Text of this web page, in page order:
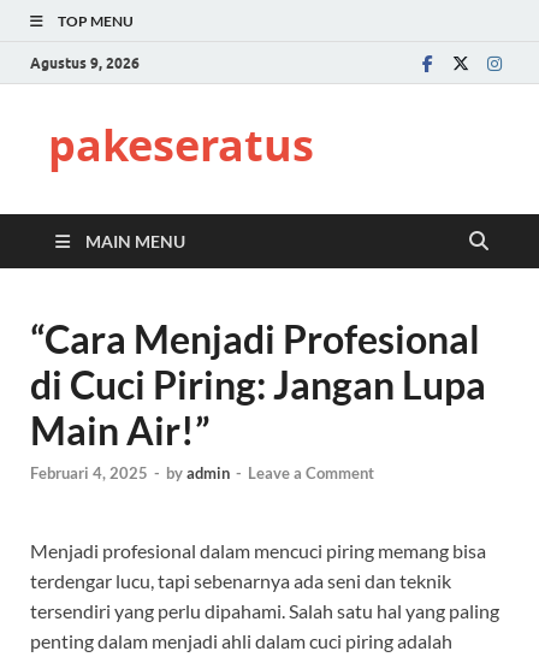
TOP MENU
Agustus 9, 2026
pakeseratus
MAIN MENU
“Cara Menjadi Profesional
di Cuci Piring: Jangan Lupa
Main Air!”
Februari 4, 2025 - byadmin - Leave a Comment
Menjadi profesional dalam mencuci piring memang bisa
terdengar lucu, tapi sebenarnya ada seni dan teknik
tersendiri yang perlu dipahami. Salah satu hal yang paling
penting dalam menjadi ahli dalam cuci piring adalah